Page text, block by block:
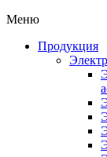
Меню
Продукция